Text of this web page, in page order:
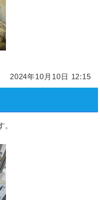
2024年10月10日 12:15